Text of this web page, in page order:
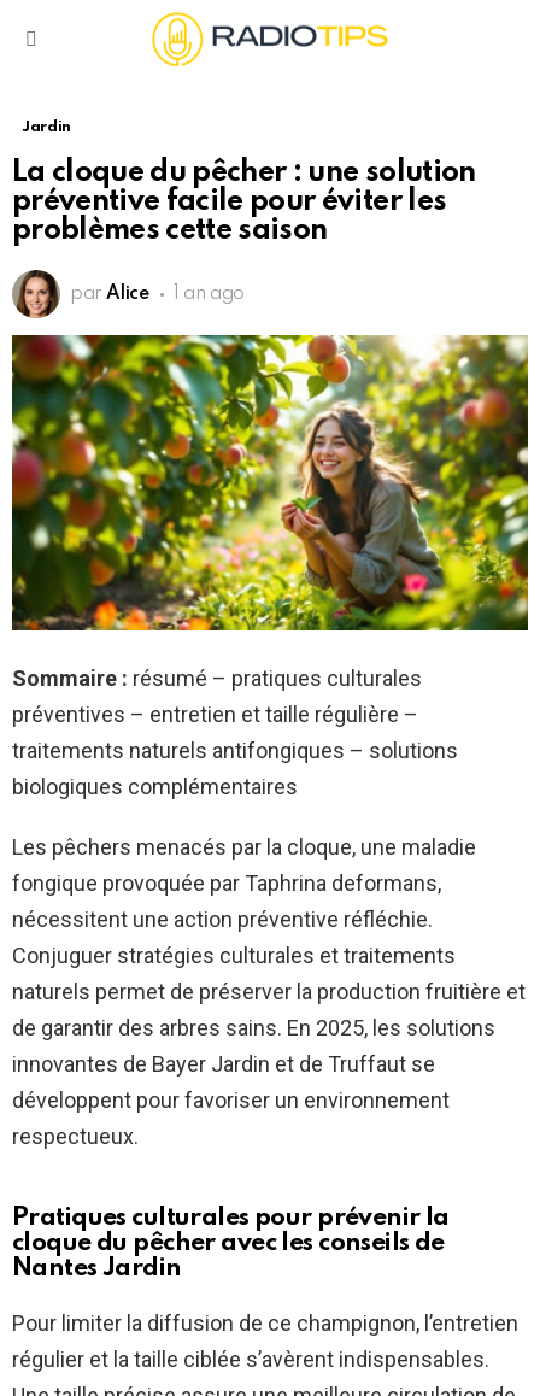
Jardin
La cloque du pêcher : une solution
préventive facile pour éviter les
problèmes cette saison
par Alice 1 an ago
Sommaire : résumé – pratiques culturales
préventives – entretien et taille régulière –
traitements naturels antifongiques – solutions
biologiques complémentaires
Les pêchers menacés par la cloque, une maladie
fongique provoquée par Taphrina deformans,
nécessitent une action préventive réfléchie.
Conjuguer stratégies culturales et traitements
naturels permet de préserver la production fruitière et
de garantir des arbres sains. En 2025, les solutions
innovantes de Bayer Jardin et de Truffaut se
développent pour favoriser un environnement
respectueux.
Pratiques culturales pour prévenir la
cloque du pêcher avec les conseils de
Nantes Jardin
Pour limiter la diffusion de ce champignon, l’entretien
régulier et la taille ciblée s’avèrent indispensables.